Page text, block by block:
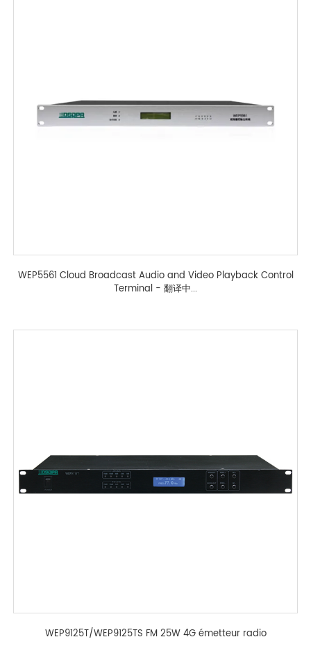
WEP5561 Cloud Broadcast Audio and Video Playback Control
Terminal - 翻译中...
WEP9125T/WEP9125TS FM 25W 4G émetteur radio